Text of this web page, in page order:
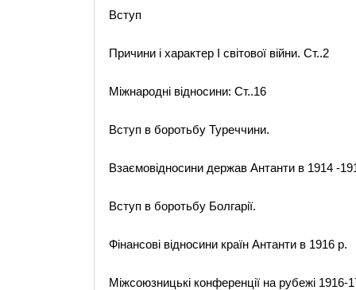
Вступ
Причини і характер І світової війни. Ст..2
Міжнародні відносини: Ст..16
Вступ в боротьбу Туреччини.
Взаємовідносини держав Антанти в 1914 -
Вступ в боротьбу Болгарії.
Фінансові відносини країн Антанти в 1916 р.
Міжсоюзницькі конференції на рубежі 1916-